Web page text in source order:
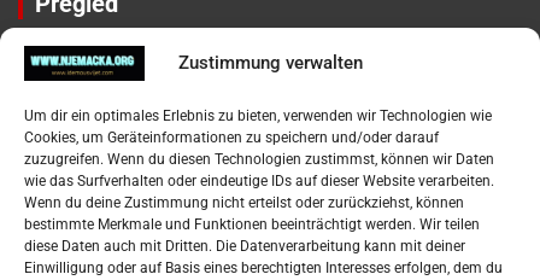
Zustimmung verwalten
Um dir ein optimales Erlebnis zu bieten, verwenden wir Technologien wie
Cookies, um Geräteinformationen zu speichern und/oder darauf
zuzugreifen. Wenn du diesen Technologien zustimmst, können wir Daten
wie das Surfverhalten oder eindeutige IDs auf dieser Website verarbeiten.
Wenn du deine Zustimmung nicht erteilst oder zurückziehst, können
bestimmte Merkmale und Funktionen beeinträchtigt werden. Wir teilen
diese Daten auch mit Dritten. Die Datenverarbeitung kann mit deiner
Einwilligung oder auf Basis eines berechtigten Interesses erfolgen, dem du
Impressum
Datenschutzerklärung
Widerufsbelehrung
Oglašavanje / Postavite svoj oglas
Tko je “Idemo u Svijet – Njemačka?
Pretražite stranicu: